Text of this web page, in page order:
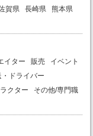
賀県 長崎県
熊本県
イター 販売
イベント
・ドライバー
クター
その他/専門職